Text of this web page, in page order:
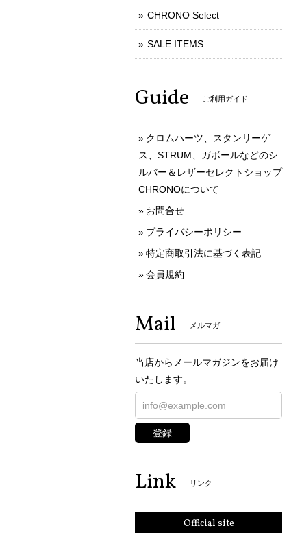
CHRONO Select
SALE ITEMS
Guide ご利用ガイド
クロムハーツ、スタンリーゲ
ス、STRUM、ガボールなどのシ
ルバー＆レザーセレクトショップ
CHRONOについて
お問合せ
プライバシーポリシー
特定商取引法に基づく表記
会員規約
Mail メルマガ
当店からメールマガジンをお届け
いたします。
登録
Link リンク
Official site